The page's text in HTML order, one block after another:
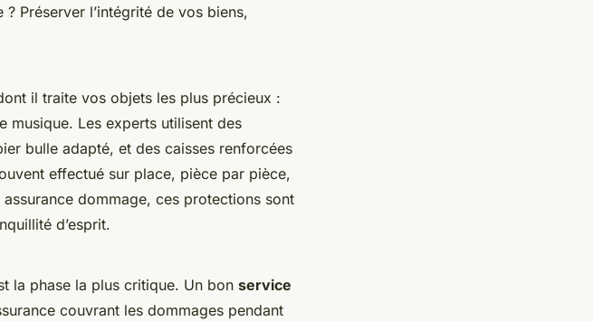
Préserver l’intégrité de vos biens,
il traite vos objets les plus précieux :
musique. Les experts utilisent des
bulle adapté, et des caisses renforcées
effectué sur place, pièce par pièce,
assurance dommage, ces protections sont
d’esprit.
la phase la plus critique. Un bon service
couvrant les dommages pendant